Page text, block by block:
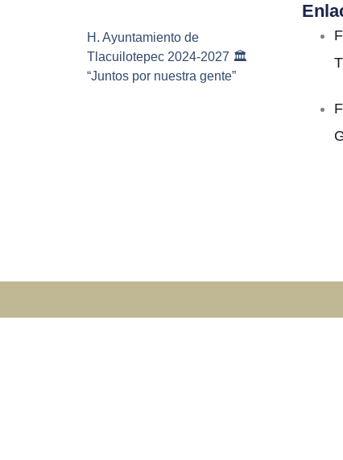
H. Ayuntamiento de
Tlacuilotepec 2024-2027 🏛️
“Juntos por nuestra gente”